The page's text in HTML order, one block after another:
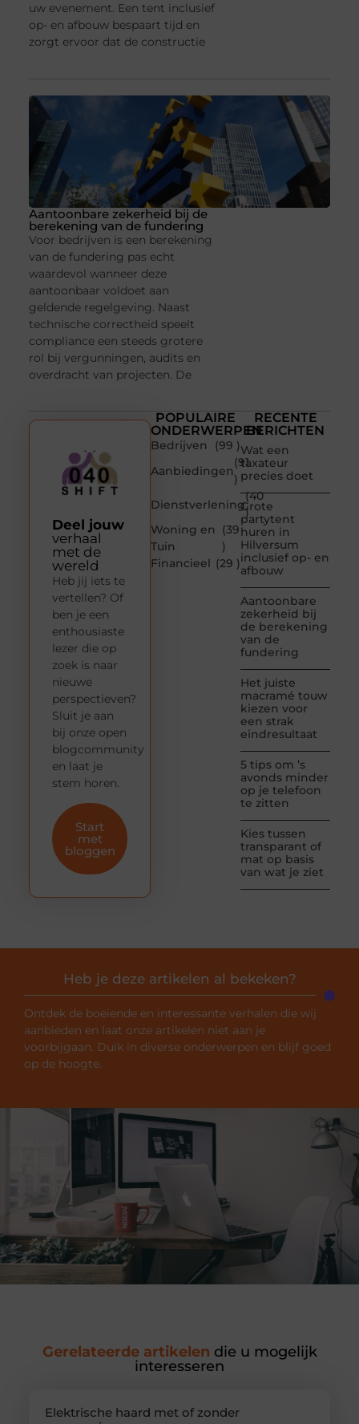
uw evenement. Een tent inclusief
op- en afbouw bespaart tijd en
zorgt ervoor dat de constructie
Aantoonbare zekerheid bij de
berekening van de fundering
Voor bedrijven is een berekening
van de fundering pas echt
waardevol wanneer deze
aantoonbaar voldoet aan
geldende regelgeving. Naast
technische correctheid speelt
compliance een steeds grotere
rol bij vergunningen, audits en
overdracht van projecten. De
POPULAIRE
ONDERWERPEN
Bedrijven
(99 )
Aanbiedingen
(91
)
Dienstverlening
(40
)
Woning en
Tuin
(39
)
Financieel (29 )
RECENTE
BERICHTEN
Wat een
taxateur
precies doet
Grote
partytent
huren in
Hilversum
inclusief op- en
afbouw
Aantoonbare
zekerheid bij
de berekening
van de
fundering
Het juiste
macramé touw
kiezen voor
een strak
eindresultaat
5 tips om ’s
avonds minder
op je telefoon
te zitten
Kies tussen
transparant of
mat op basis
van wat je ziet
Deel jouw
verhaal
met de
wereld
Heb jij iets te
vertellen? Of
ben je een
enthousiaste
lezer die op
zoek is naar
nieuwe
perspectieven?
Sluit je aan
bij onze open
blogcommunity
en laat je
stem horen.
Start
met
bloggen
Heb je deze artikelen al bekeken?
Ontdek de boeiende en interessante verhalen die wij
aanbieden en laat onze artikelen niet aan je
voorbijgaan. Duik in diverse onderwerpen en blijf goed
op de hoogte.
Gerelateerde artikelen die u mogelijk
interesseren
Elektrische haard met of zonder